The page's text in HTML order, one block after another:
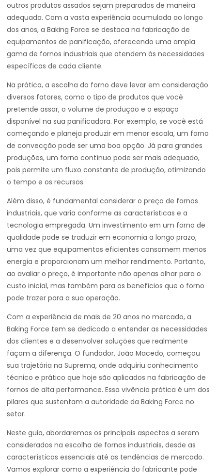
outros produtos assados sejam preparados de maneira
adequada. Com a vasta experiência acumulada ao longo
dos anos, a Baking Force se destaca na fabricação de
equipamentos de panificação, oferecendo uma ampla
gama de fornos industriais que atendem às necessidades
específicas de cada cliente.
Na prática, a escolha do forno deve levar em consideração
diversos fatores, como o tipo de produtos que você
pretende assar, o volume de produção e o espaço
disponível na sua panificadora. Por exemplo, se você está
começando e planeja produzir em menor escala, um forno
de convecção pode ser uma boa opção. Já para grandes
produções, um forno contínuo pode ser mais adequado,
pois permite um fluxo constante de produção, otimizando
o tempo e os recursos.
Além disso, é fundamental considerar o preço de fornos
industriais, que varia conforme as características e a
tecnologia empregada. Um investimento em um forno de
qualidade pode se traduzir em economia a longo prazo,
uma vez que equipamentos eficientes consomem menos
energia e proporcionam um melhor rendimento. Portanto,
ao avaliar o preço, é importante não apenas olhar para o
custo inicial, mas também para os benefícios que o forno
pode trazer para a sua operação.
Com a experiência de mais de 20 anos no mercado, a
Baking Force tem se dedicado a entender as necessidades
dos clientes e a desenvolver soluções que realmente
façam a diferença. O fundador, João Macedo, começou
sua trajetória na Suprema, onde adquiriu conhecimento
técnico e prático que hoje são aplicados na fabricação de
fornos de alta performance. Essa vivência prática é um dos
pilares que sustentam a autoridade da Baking Force no
setor.
Neste guia, abordaremos os principais aspectos a serem
considerados na escolha de fornos industriais, desde as
características essenciais até as tendências de mercado.
Vamos explorar como a experiência do fabricante pode